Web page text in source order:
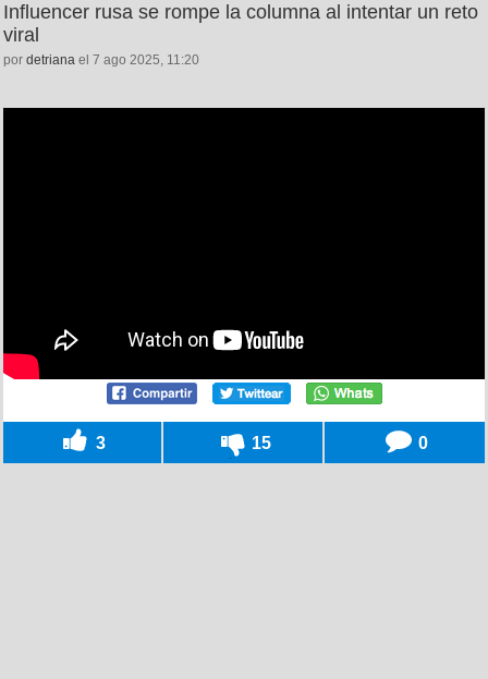
Influencer rusa se rompe la columna al intentar un reto
viral
por detriana el 7 ago 2025, 11:20
3 15 0